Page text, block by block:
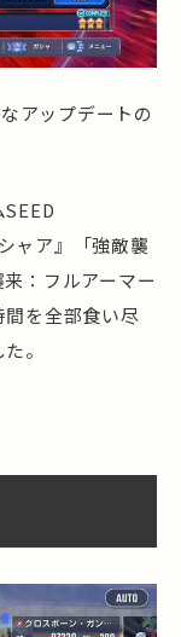
アップデートの
ャア』「強敵襲
：フルアーマー
を全部食い尽
。